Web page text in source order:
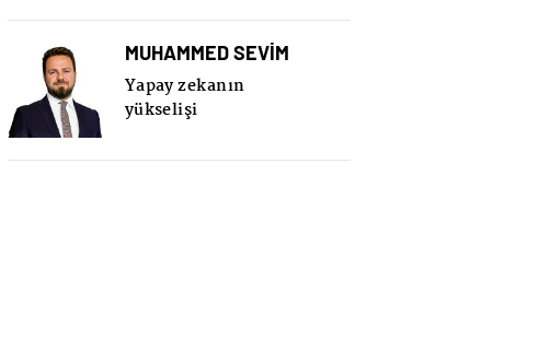
MUHAMMED SEVİM
Yapay zekanın
yükselişi